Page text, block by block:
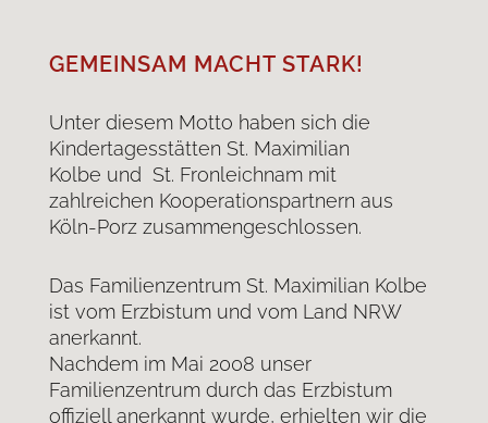
GEMEINSAM MACHT STARK!
Unter diesem Motto haben sich die
Kindertagesstätten St. Maximilian
Kolbe und St. Fronleichnam mit
zahlreichen Kooperationspartnern aus
Köln-Porz zusammengeschlossen.
Das Familienzentrum St. Maximilian Kolbe
ist vom Erzbistum und vom Land NRW
anerkannt.
Nachdem im Mai 2008 unser
Familienzentrum durch das Erzbistum
offiziell anerkannt wurde, erhielten wir die